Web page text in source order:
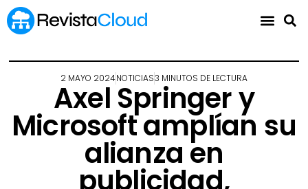
2 MAYO 2024NOTICIAS3 MINUTOS DE LECTURA
Axel Springer y
Microsoft amplían su
alianza en
publicidad,